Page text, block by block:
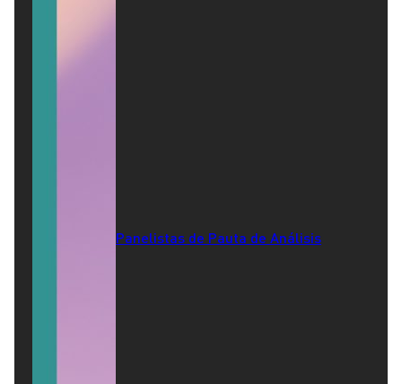
Panelistas de Pauta de Análisis